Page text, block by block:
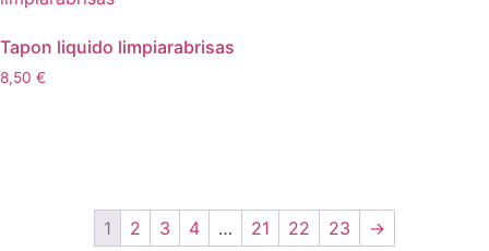
Tapon liquido limpiarabrisas
8,50 €
1 2 3 4 … 21 22 23 →